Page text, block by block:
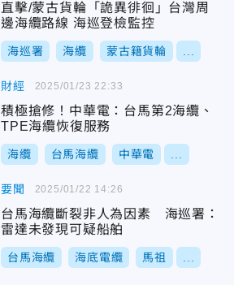
直擊/蒙古貨輪「詭異徘徊」台灣周
邊海纜路線 海巡登檢監控
海巡署 海纜 蒙古籍貨輪
財經
積極搶修！中華電：台馬第2海纜、
TPE海纜恢復服務
海纜 台馬海纜 中華電
2025/01/23 22:33
要聞
台馬海纜斷裂非人為因素 海巡署：
雷達未發現可疑船舶
台馬海纜 海底電纜 馬祖
2025/01/22 14:26